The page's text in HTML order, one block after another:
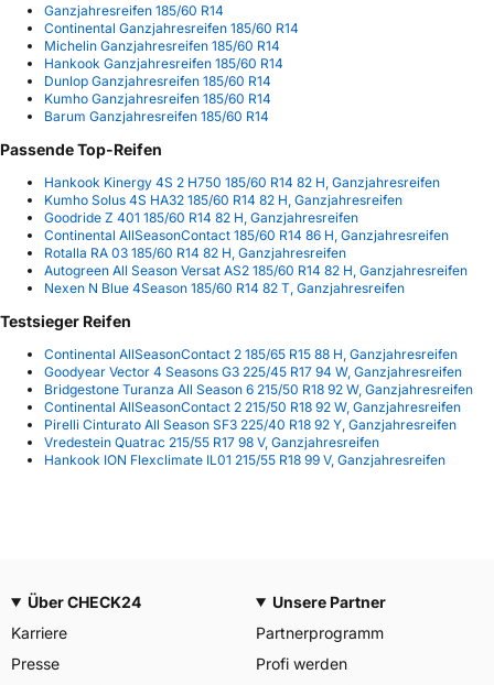
Ganzjahresreifen 185/60 R14
Continental Ganzjahresreifen 185/60 R14
Michelin Ganzjahresreifen 185/60 R14
Hankook Ganzjahresreifen 185/60 R14
Dunlop Ganzjahresreifen 185/60 R14
Kumho Ganzjahresreifen 185/60 R14
Barum Ganzjahresreifen 185/60 R14
Passende Top-Reifen
Hankook Kinergy 4S 2 H750 185/60 R14 82 H, Ganzjahresreifen
Kumho Solus 4S HA32 185/60 R14 82 H, Ganzjahresreifen
Goodride Z 401 185/60 R14 82 H, Ganzjahresreifen
Continental AllSeasonContact 185/60 R14 86 H, Ganzjahresreifen
Rotalla RA 03 185/60 R14 82 H, Ganzjahresreifen
Autogreen All Season Versat AS2 185/60 R14 82 H, Ganzjahresreifen
Nexen N Blue 4Season 185/60 R14 82 T, Ganzjahresreifen
Testsieger Reifen
Continental AllSeasonContact 2 185/65 R15 88 H, Ganzjahresreifen
Goodyear Vector 4 Seasons G3 225/45 R17 94 W, Ganzjahresreifen
Bridgestone Turanza All Season 6 215/50 R18 92 W, Ganzjahresreifen
Continental AllSeasonContact 2 215/50 R18 92 W, Ganzjahresreifen
Pirelli Cinturato All Season SF3 225/40 R18 92 Y, Ganzjahresreifen
Vredestein Quatrac 215/55 R17 98 V, Ganzjahresreifen
Hankook ION Flexclimate IL01 215/55 R18 99 V, Ganzjahresreifen
Über CHECK24
Karriere
Presse
Unsere Partner
Partnerprogramm
Profi werden